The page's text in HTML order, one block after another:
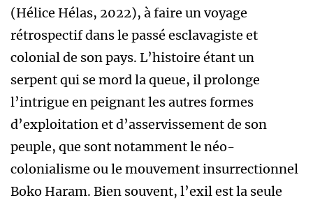
(Hélice Hélas, 2022), à faire un voyage
rétrospectif dans le passé esclavagiste et
colonial de son pays. L’histoire étant un
serpent qui se mord la queue, il prolonge
l’intrigue en peignant les autres formes
d’exploitation et d’asservissement de son
peuple, que sont notamment le néo-
colonialisme ou le mouvement insurrectionnel
Boko Haram. Bien souvent, l’exil est la seule